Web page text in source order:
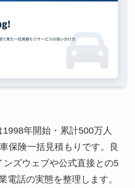
年開始・累計500万人
保険一括見積もりです。良
ンズウェブや公式直接との5
電話の実態を整理します。